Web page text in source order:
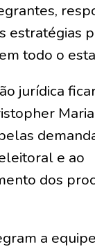
estratégias
todo o
jurídica
e ao
dos
a